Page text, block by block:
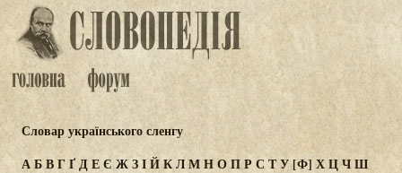
Словар українського сленгу
АБВГҐДЕЄ ЖЗІЙКЛМНОПР СТУ[Ф] ХЦЧШ